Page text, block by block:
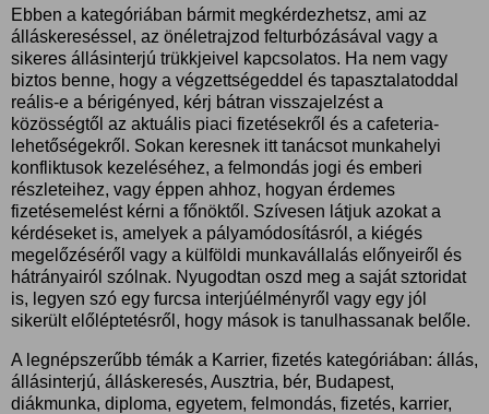
Ebben a kategóriában bármit megkérdezhetsz, ami az
álláskereséssel, az önéletrajzod felturbózásával vagy a
sikeres állásinterjú trükkjeivel kapcsolatos. Ha nem vagy
biztos benne, hogy a végzettségeddel és tapasztalatoddal
reális-e a bérigényed, kérj bátran visszajelzést a
közösségtől az aktuális piaci fizetésekről és a cafeteria-
lehetőségekről. Sokan keresnek itt tanácsot munkahelyi
konfliktusok kezeléséhez, a felmondás jogi és emberi
részleteihez, vagy éppen ahhoz, hogyan érdemes
fizetésemelést kérni a főnöktől. Szívesen látjuk azokat a
kérdéseket is, amelyek a pályamódosításról, a kiégés
megelőzéséről vagy a külföldi munkavállalás előnyeiről és
hátrányairól szólnak. Nyugodtan oszd meg a saját sztoridat
is, legyen szó egy furcsa interjúélményről vagy egy jól
sikerült előléptetésről, hogy mások is tanulhassanak belőle.
A legnépszerűbb témák a Karrier, fizetés kategóriában: állás,
állásinterjú, álláskeresés, Ausztria, bér, Budapest,
diákmunka, diploma, egyetem, felmondás, fizetés, karrier,